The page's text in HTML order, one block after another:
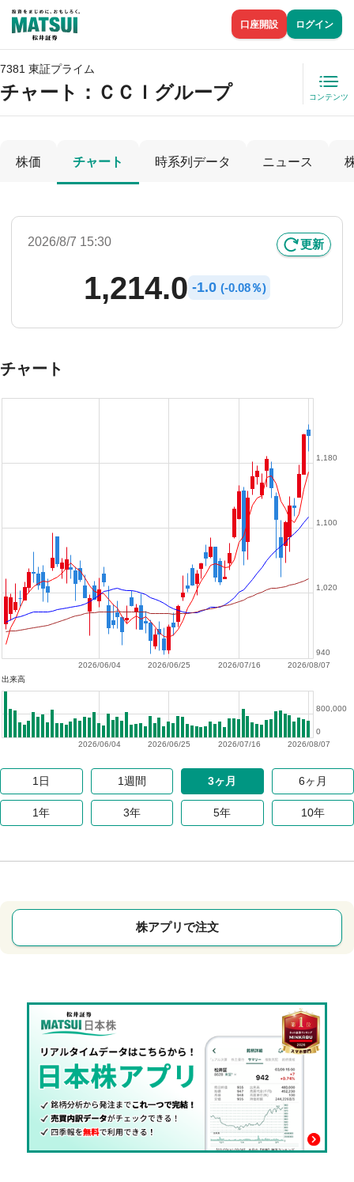
口座開設 ログイン
7381 東証プライム
チャート： ＣＣＩグループ コンテンツ
株価 チャート 時系列データ ニュース
2026/8/7 15:30 更新
1,214.0 -1.0 (-0.08％)
チャート
2026/08/07
2026/07/16
2026/06/25
2026/06/04
940
1,020
1,100
1,180
出来高
2026/08/07
2026/07/16
2026/06/25
2026/06/04
0
800,000
1日 1週間 3ヶ月 6ヶ月
1年 3年 5年 10年
株アプリで注文